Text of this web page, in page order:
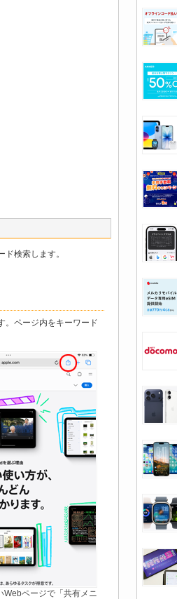
検索します。
。ページ内をキーワード
Webページで「共有メニ